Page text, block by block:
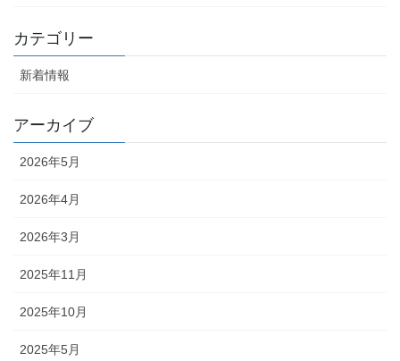
カテゴリー
新着情報
アーカイブ
2026年5月
2026年4月
2026年3月
2025年11月
2025年10月
2025年5月